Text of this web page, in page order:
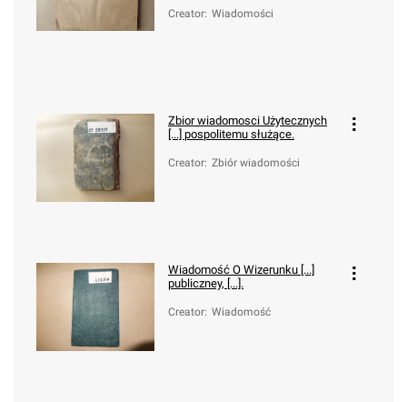
Creator: Wiadomości
Zbior wiadomosci Użytecznych
[...] pospolitemu służące.
Creator: Zbiór wiadomości
Wiadomość O Wizerunku [...]
publiczney, [...].
Creator: Wiadomość